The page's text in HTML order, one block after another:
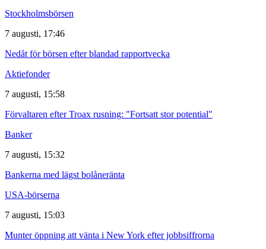
Stockholmsbörsen
7 augusti, 17:46
Nedåt för börsen efter blandad rapportvecka
Aktiefonder
7 augusti, 15:58
Förvaltaren efter Troax rusning: "Fortsatt stor potential"
Banker
7 augusti, 15:32
Bankerna med lägst bolåneränta
USA-börserna
7 augusti, 15:03
Munter öppning att vänta i New York efter jobbsiffrorna